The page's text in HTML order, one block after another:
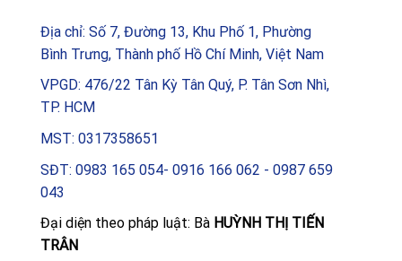
Địa chỉ: Số 7, Đường 13, Khu Phố 1, Phường
Bình Trưng, Thành phố Hồ Chí Minh, Việt Nam
VPGD: 476/22 Tân Kỳ Tân Quý, P. Tân Sơn Nhì,
TP. HCM
MST: 0317358651
SĐT: 0983 165 054- 0916 166 062 - 0987 659
043
Đại diện theo pháp luật: Bà HUỲNH THỊ TIẾN
TRÂN